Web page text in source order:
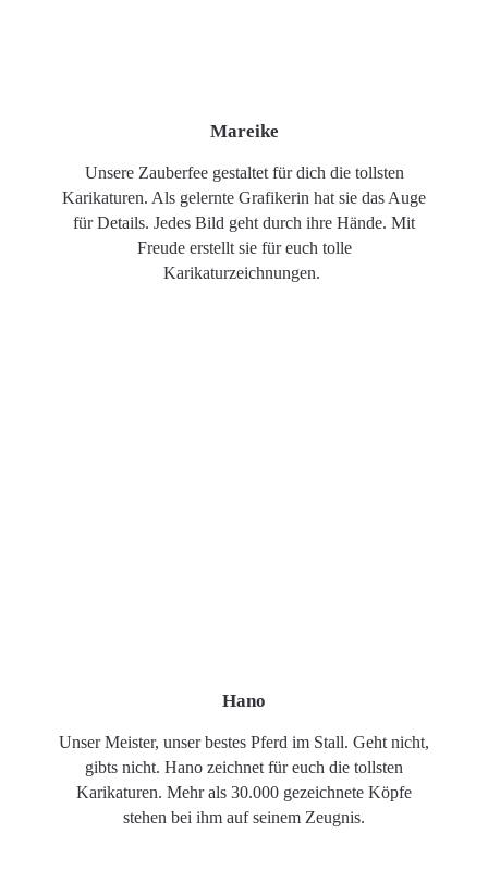
Mareike
Unsere Zauberfee gestaltet für dich die tollsten
Karikaturen. Als gelernte Grafikerin hat sie das Auge
für Details. Jedes Bild geht durch ihre Hände. Mit
Freude erstellt sie für euch tolle
Karikaturzeichnungen.
Hano
Unser Meister, unser bestes Pferd im Stall. Geht nicht,
gibts nicht. Hano zeichnet für euch die tollsten
Karikaturen. Mehr als 30.000 gezeichnete Köpfe
stehen bei ihm auf seinem Zeugnis.